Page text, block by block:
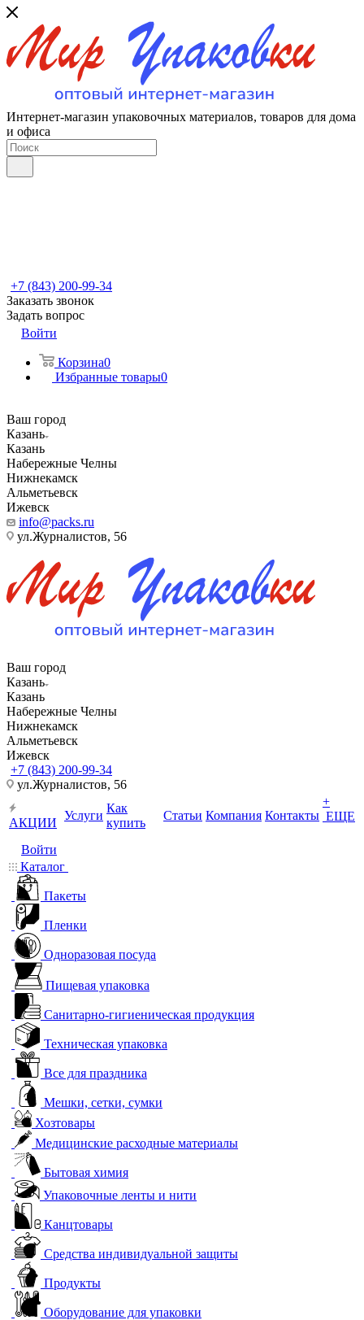
Интернет-магазин упаковочных материалов, товаров для дома
и офиса
+7 (843) 200-99-34
Заказать звонок
Задать вопрос
Войти
Корзина0
Избранные товары0
Ваш город
Казань
Казань
Набережные Челны
Нижнекамск
Альметьевск
Ижевск
info@packs.ru
ул.Журналистов, 56
Ваш город
Казань
Казань
Набережные Челны
Нижнекамск
Альметьевск
Ижевск
+7 (843) 200-99-34
ул.Журналистов, 56
АКЦИИ
Услуги
Как
купить
Статьи Компания Контакты
+
ЕЩЕ
Войти
Каталог
Пакеты
Пленки
Одноразовая посуда
Пищевая упаковка
Санитарно-гигиеническая продукция
Техническая упаковка
Все для праздника
Мешки, сетки, сумки
Хозтовары
Медицинские расходные материалы
Бытовая химия
Упаковочные ленты и нити
Канцтовары
Средства индивидуальной защиты
Продукты
Оборудование для упаковки